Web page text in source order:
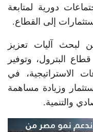
دورية لمتابعة
إلى القطاع.
لبحث آليات تعزيز
البترول، وتوفير
الاستراتيجية، في
وزيادة مساهمة
والتنمية.